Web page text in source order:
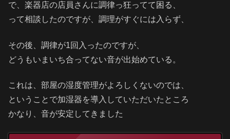
で、楽器店の店員さんに調律っ狂ってて困る、
って相談したのですが、調理がすぐには入らず、
その後、調律が1回入ったのですが、
どうもいまいち合ってない音が出始めている。
これは、部屋の湿度管理がよろしくないのでは、
ということで加湿器を導入していただいたところ
かなり、音が安定してきました